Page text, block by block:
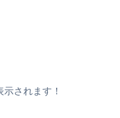
されます！